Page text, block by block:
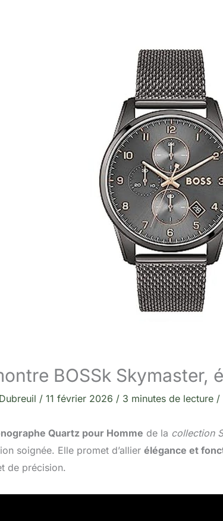
BOSSk Skymaster,
/ 11 février 2026 / 3 minutes de lecture /
Quartz pour Homme de la collection
soignée. Elle promet d’allier élégance et
de précision.